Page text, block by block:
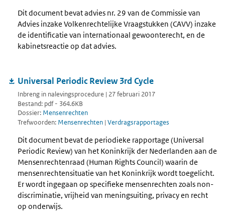
Dit document bevat advies nr. 29 van de Commissie van
Advies inzake Volkenrechtelijke Vraagstukken (CAVV) inzake
de identificatie van internationaal gewoonterecht, en de
kabinetsreactie op dat advies.
Universal Periodic Review 3rd Cycle
Inbreng in nalevingsprocedure | 27 februari 2017
Bestand: pdf - 364.6KB
Dossier: Mensenrechten
Trefwoorden: Mensenrechten | Verdragsrapportages
Dit document bevat de periodieke rapportage (Universal
Periodic Review) van het Koninkrijk der Nederlanden aan de
Mensenrechtenraad (Human Rights Council) waarin de
mensenrechtensituatie van het Koninkrijk wordt toegelicht.
Er wordt ingegaan op specifieke mensenrechten zoals non-
discriminatie, vrijheid van meningsuiting, privacy en recht
op onderwijs.